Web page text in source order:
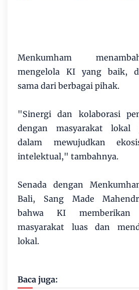
Menkumham
mengelola KI yang baik,
sama dari berbagai pihak.
"Sinergi dan kolaborasi
dengan masyarakat lokal
dalam mewujudkan
intelektual," tambahnya.
Senada dengan
Bali, Sang Made
bahwa KI memberikan
masyarakat luas dan
lokal.
Baca juga: